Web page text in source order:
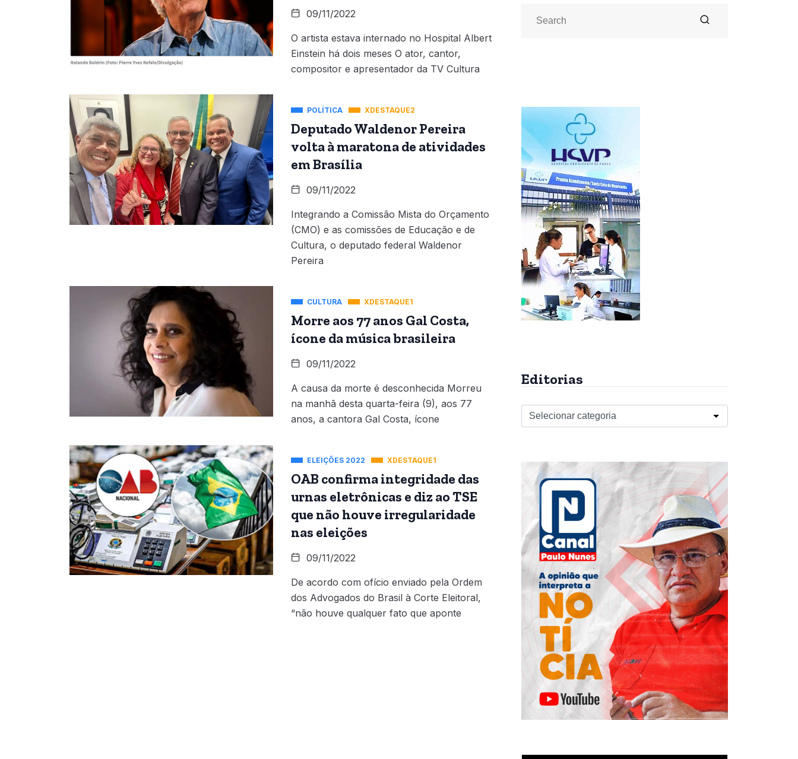
09/11/2022
O artista estava internado no Hospital Albert
Einstein há dois meses O ator, cantor,
compositor e apresentador da TV Cultura
POLÍTICA XDESTAQUE2
Deputado Waldenor Pereira
volta à maratona de atividades
em Brasília
09/11/2022
Integrando a Comissão Mista do Orçamento
(CMO) e as comissões de Educação e de
Cultura, o deputado federal Waldenor
Pereira
CULTURA XDESTAQUE1
Morre aos 77 anos Gal Costa,
ícone da música brasileira
09/11/2022
A causa da morte é desconhecida Morreu
na manhã desta quarta-feira (9), aos 77
anos, a cantora Gal Costa, ícone
ELEIÇÕES 2022 XDESTAQUE1
OAB confirma integridade das
urnas eletrônicas e diz ao TSE
que não houve irregularidade
nas eleições
09/11/2022
De acordo com ofício enviado pela Ordem
dos Advogados do Brasil à Corte Eleitoral,
“não houve qualquer fato que aponte
Editorias